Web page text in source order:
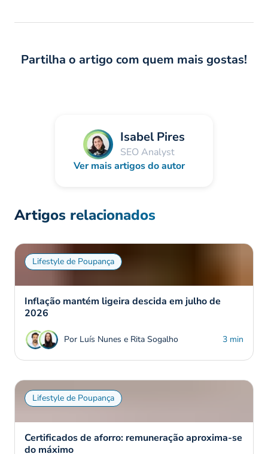
Partilha o artigo com quem mais gostas!
Isabel Pires
SEO Analyst
Ver mais artigos do autor
Artigos relacionados
Lifestyle de Poupança
Inflação mantém ligeira descida em julho de
2026
Por Luís Nunes e Rita Sogalho 3 min
Lifestyle de Poupança
Certificados de aforro: remuneração aproxima-se
do máximo